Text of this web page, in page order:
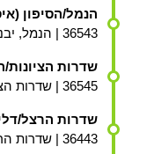
הנמל/הסיפון
36543 | הנמל, יבנה
שדרות
36545 | שדרות הציונות, יבנה
שדרות הרצל/
36443 | שדרות הרצל 22, יבנה